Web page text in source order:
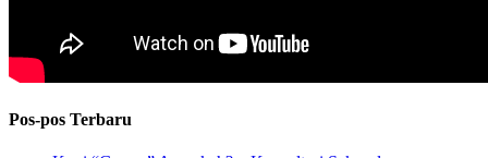
Pos-pos Terbaru